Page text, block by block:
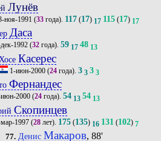
Лунёв
ноя-1991 (33 года). 117 (17) 17 115 (17) 17
Даса
1992 (32 года).59 17 48 13
Касерес
1-июн-2000 (24 года).3 3 3 3
Фернандес
2000 (24 года).54 13 54 13
Скопинцев
1997 (28 лет). 175 (135) 16 131 (102) 7
77. Денис Макаров, 88'